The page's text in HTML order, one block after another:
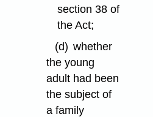
section 38 of
the Act;
(d) whether
the young
adult had been
the subject of
a family